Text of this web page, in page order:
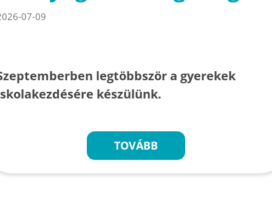
07-09
legtöbbször a gyerekek
készülünk.
TOVÁBB